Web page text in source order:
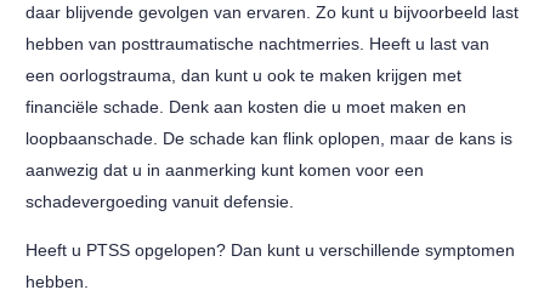
daar blijvende gevolgen van ervaren. Zo kunt u bijvoorbeeld last
hebben van posttraumatische nachtmerries. Heeft u last van
een oorlogstrauma, dan kunt u ook te maken krijgen met
financiële schade. Denk aan kosten die u moet maken en
loopbaanschade. De schade kan flink oplopen, maar de kans is
aanwezig dat u in aanmerking kunt komen voor een
schadevergoeding vanuit defensie.
Heeft u PTSS opgelopen? Dan kunt u verschillende symptomen
hebben.